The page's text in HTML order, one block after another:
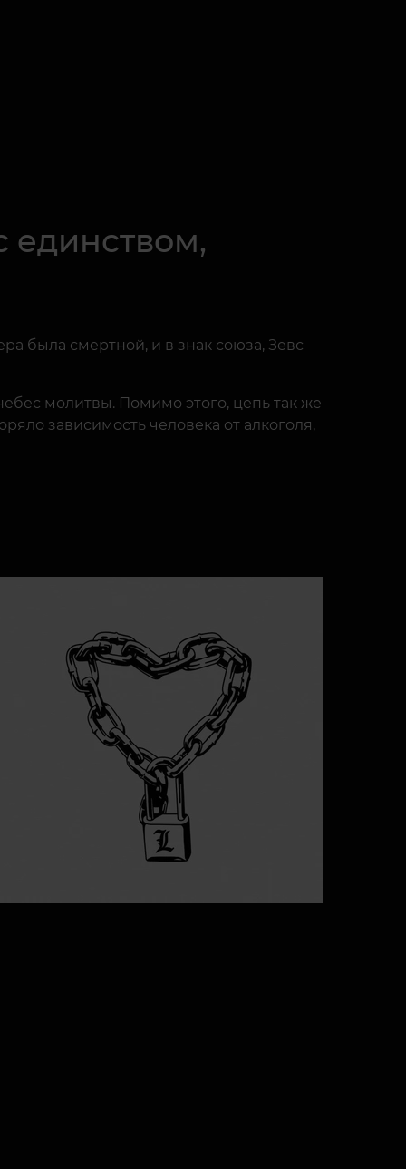
единством,
была смертной, и в знак союза, Зевс
молитвы. Помимо этого, цепь так же
зависимость человека от алкоголя,